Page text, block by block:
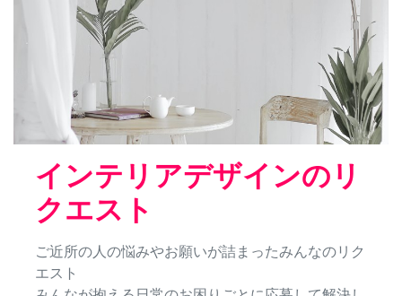
インテリアデザインのリ
クエスト
ご近所の人の悩みやお願いが詰まったみんなのリク
エスト